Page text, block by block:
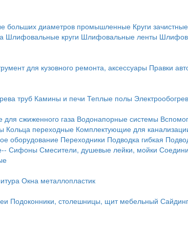
больших диаметров промышленные Круги зачистные
Шлифовальные круги Шлифовальные ленты
для кузовного ремонта, аксессуары Правки
труб Камины и печи Теплые полы
для сжиженного газа Водонапорные системы
Кольца переходные Комплектующие для
оборудование Переходники Подводка гибкая
Сифоны Смесители, душевые лейки, мойки
Окна металлопластик
Подоконники, столешницы, щит мебельный Сайдинг